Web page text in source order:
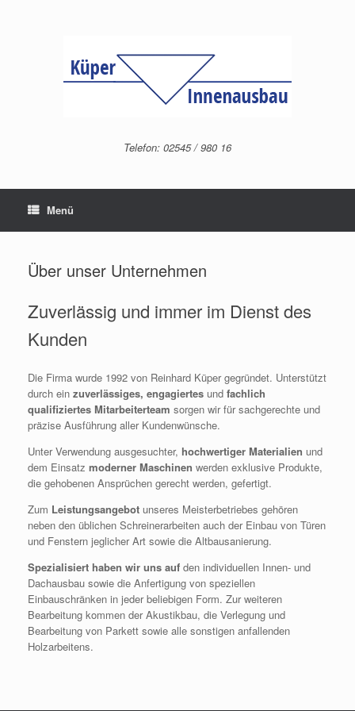
Telefon: 02545 / 980 16
Menü
Über unser Unternehmen
Zuverlässig und immer im Dienst des
Kunden
Die Firma wurde 1992 von Reinhard Küper gegründet. Unterstützt
durch ein zuverlässiges, engagiertes und fachlich
qualifiziertes Mitarbeiterteam sorgen wir für sachgerechte und
präzise Ausführung aller Kundenwünsche.
Unter Verwendung ausgesuchter, hochwertiger Materialien und
dem Einsatz moderner Maschinen werden exklusive Produkte,
die gehobenen Ansprüchen gerecht werden, gefertigt.
Zum Leistungsangebot unseres Meisterbetriebes gehören
neben den üblichen Schreinerarbeiten auch der Einbau von Türen
und Fenstern jeglicher Art sowie die Altbausanierung.
Spezialisiert haben wir uns auf den individuellen Innen- und
Dachausbau sowie die Anfertigung von speziellen
Einbauschränken in jeder beliebigen Form. Zur weiteren
Bearbeitung kommen der Akustikbau, die Verlegung und
Bearbeitung von Parkett sowie alle sonstigen anfallenden
Holzarbeitens.